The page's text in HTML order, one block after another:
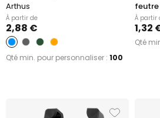
Arthus
À partir de
2,88 €
Qté min. pour personnaliser : 100
feutre
À partir
1,32
Qté